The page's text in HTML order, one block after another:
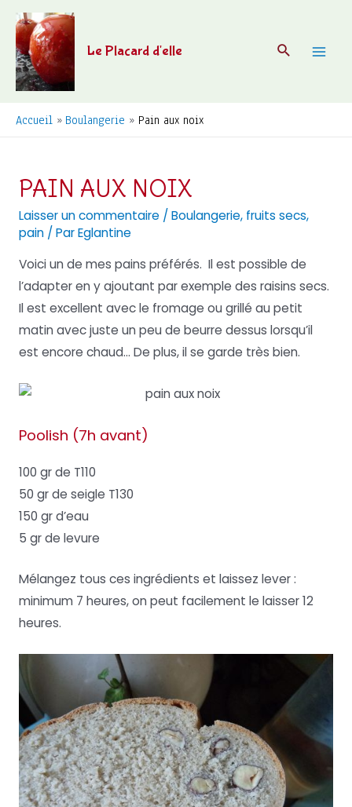
Aller
contenu
Le Placard d'elle
Accueil Boulangerie Pain aux noix
PAIN AUX NOIX
Laisser un commentaire /Boulangerie, fruits secs,
pain/ ParEglantine
Voici un de mes pains préférés. Il est possible de
l’adapter en y ajoutant par exemple des raisins secs.
Il est excellent avec le fromage ou grillé au petit
matin avec juste un peu de beurre dessus lorsqu’il
est encore chaud… De plus, il se garde très bien.
Poolish (7h avant)
100 gr de T110
50 gr de seigle T130
150 gr d’eau
5 gr de levure
Mélangez tous ces ingrédients et laissez lever :
minimum 7 heures, on peut facilement le laisser 12
heures.